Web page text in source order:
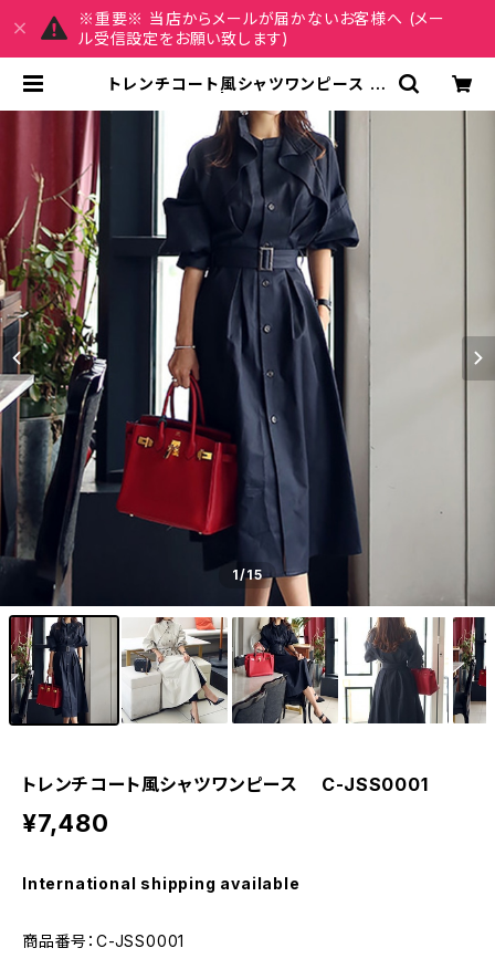
※重要※ 当店からメールが届かないお客様へ (メー
ル受信設定をお願い致します)
トレンチコート風シャツワンピース
0代,30代,40代 レディースファッシ
ョン 通販
1/15
トレンチコート風シャツワンピース C-JSS0001
¥7,480
International shipping available
商品番号：C-JSS0001